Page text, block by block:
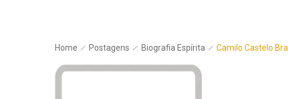
Home Postagens Biografia Espírita Camilo Castelo